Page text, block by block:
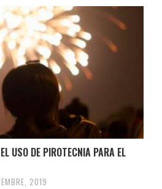
USO DE PIROTECNIA PARA EL
2019